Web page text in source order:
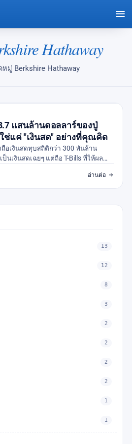
Hathaway
มู่ Berkshire Hathaway
แสนล้านดอลลาร์ของปู่
ช่แค่ "เงินสด" อย่างที่คุณคิด
อเงินสดทุบสถิติกว่า 300 พันล้าน
ป็นเงินสดเฉยๆ แต่ถือ T-Bills ที่ให้ผล
อ่านต่อ
13
12
8
3
2
2
2
2
1
1